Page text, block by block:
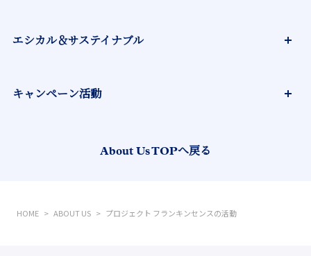
ブルーボトルに込めた想い
エシカル＆サステイナブル
サステイナブルな生産者とのつながり
キャンペーン活動
About Us TOPへ戻る
HOME ABOUT US プロジェクト フランキンセンスの活動